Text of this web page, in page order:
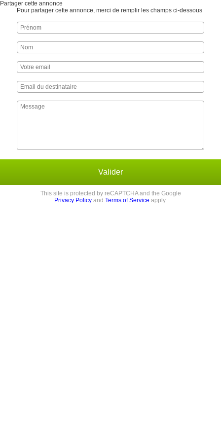
Partager cette annonce
Pour partager cette annonce, merci de remplir les champs ci-dessous
Valider
This site is protected by reCAPTCHA and the Google
Privacy Policy and Terms of Service apply.